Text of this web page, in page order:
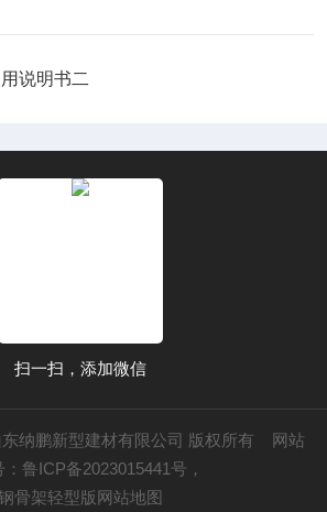
说明书二
扫一扫，添加微信
东纳鹏新型建材有限公司 版权所有 网站
：鲁ICP备2023015441号 ，
骨架轻型版网站地图